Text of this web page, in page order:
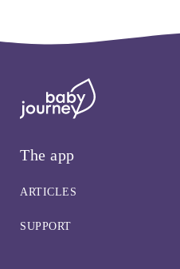
The app
ARTICLES
SUPPORT